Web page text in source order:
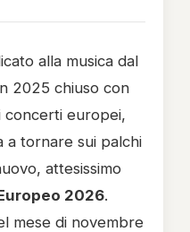
alla musica dal
2025 chiuso con
concerti europei,
a tornare sui palchi
attesissimo
2026.
mese di novembre